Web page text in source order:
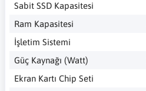
Sabit SSD Kapasitesi
Ram Kapasitesi
İşletim Sistemi
Güç Kaynağı (Watt)
Ekran Kartı Chip Seti